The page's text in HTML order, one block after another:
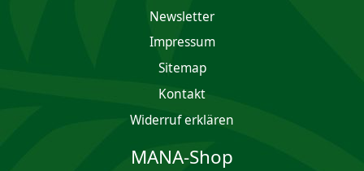
Newsletter
Impres­sum
Sitemap
Kontakt
Widerruf erklären
MANA-Shop